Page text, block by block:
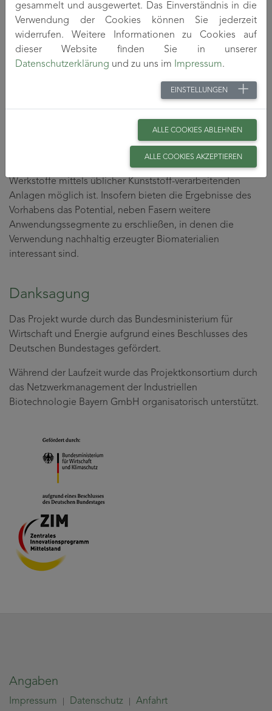
Anwendung
Der biobasierte Werkstoff PEU kann durch
Schmelzspinnverfahren zu Monofilen mit verschiedenen
Fadendurchmessern verarbeitet werden. Die
Entwicklungsprodukte eignen sich aufgrund ihrer
Materialeigenschaften, insbesondere der Biobasiertheit
und Biokompatibilität, für Anwendungen als chirurgische
Nahtmaterialien. Das Anwendungspotential ist breit, da
verschiedene Fadendurchmesser oder Fadentypen
erzeugt werden können. Darüber hinaus konnte gezeigt
werden, dass eine extrudive Verarbeitung der neuen
Werkstoffe mittels üblicher Kunststoff-verarbeitenden
Anlagen möglich ist. Insofern bieten die Ergebnisse des
Vorhabens das Potential, neben Fasern weitere
Anwendungssegmente zu erschließen, in denen die
Verwendung nachhaltig erzeugter Biomaterialien
interessant sind.
Danksagung
Das Projekt wurde durch das Bundesministerium für
Wirtschaft und Energie aufgrund eines Beschlusses des
Deutschen Bundestages gefördert.
Während der Laufzeit wurde das Projektkonsortium durch
das Netzwerkmanagement der Industriellen
Biotechnologie Bayern GmbH organisatorisch unterstützt.
Angaben
Impressum Datenschutz Anfahrt
gesammelt und ausgewertet. Das Einverständnis in die
Verwendung der Cookies können Sie jederzeit
widerrufen. Weitere Informationen zu Cookies auf
dieser Website finden Sie in unserer
Datenschutzerklärung und zu uns im Impressum.
EINSTELLUNGEN
ALLE COOKIES ABLEHNEN
ALLE COOKIES AKZEPTIEREN